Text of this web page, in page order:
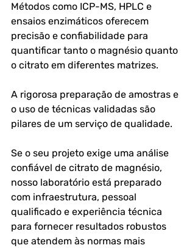
Métodos como ICP-MS, HPLC e
ensaios enzimáticos oferecem
precisão e confiabilidade para
quantificar tanto o magnésio quanto
o citrato em diferentes matrizes.
A rigorosa preparação de amostras e
o uso de técnicas validadas são
pilares de um serviço de qualidade.
Se o seu projeto exige uma análise
confiável de citrato de magnésio,
nosso laboratório está preparado
com infraestrutura, pessoal
qualificado e experiência técnica
para fornecer resultados robustos
que atendem às normas mais